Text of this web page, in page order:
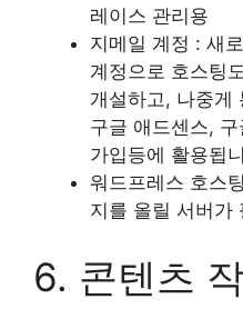
레이스 관리용
지메일 계정 : 새
계정으로 호스팅
개설하고, 나중게
구글 애드센스,
가입등에 활용됩
워드프레스 호스
지를 올릴 서버가
6. 콘텐츠